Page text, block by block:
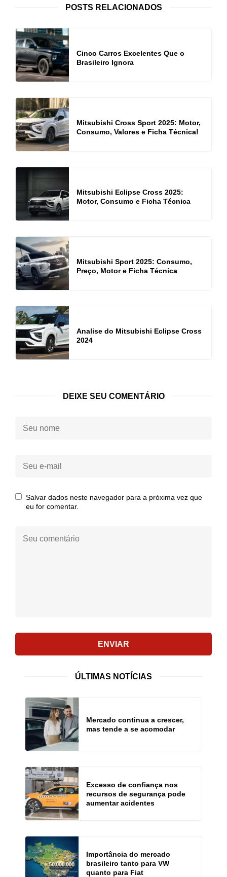
POSTS RELACIONADOS
Cinco Carros Excelentes Que o
Brasileiro Ignora
Mitsubishi Cross Sport 2025: Motor,
Consumo, Valores e Ficha Técnica!
Mitsubishi Eclipse Cross 2025:
Motor, Consumo e Ficha Técnica
Mitsubishi Sport 2025: Consumo,
Preço, Motor e Ficha Técnica
Analise do Mitsubishi Eclipse Cross
2024
DEIXE SEU COMENTÁRIO
Seu
nome:
Seu
Salvar dados neste navegador para a próxima vez que
eu for comentar.
comentário:
ENVIAR
ÚLTIMAS NOTÍCIAS
Mercado continua a crescer,
mas tende a se acomodar
Excesso de confiança nos
recursos de segurança pode
aumentar acidentes
Importância do mercado
brasileiro tanto para VW
quanto para Fiat